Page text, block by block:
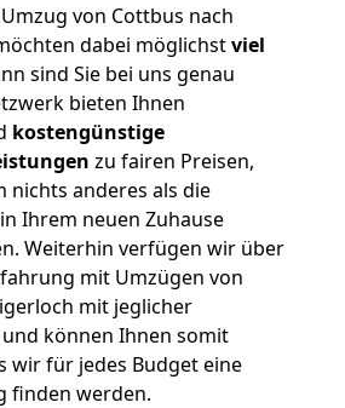
von Cottbus nach
dabei möglichstviel
sind Sie bei uns genau
bieten Ihnen
kostengünstige
zu fairen Preisen,
nichts anderes als die
Ihrem neuen Zuhause
Weiterhin verfügen wir über
mit Umzügen von
mit jeglicher
können Ihnen somit
wir für jedes Budget eine
finden werden.